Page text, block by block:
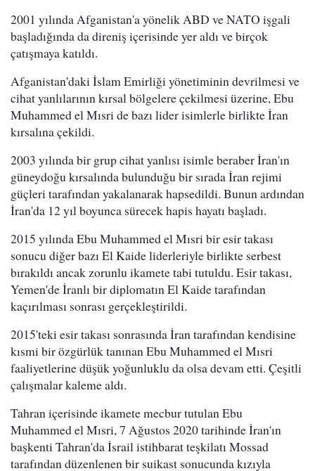
2001 yılında Afganistan'a yönelik ABD ve NATO işgali
başladığında da direniş içerisinde yer aldı ve birçok
çatışmaya katıldı.
Afganistan'daki İslam Emirliği yönetiminin devrilmesi ve
cihat yanlılarının kırsal bölgelere çekilmesi üzerine, Ebu
Muhammed el Mısri de bazı lider isimlerle birlikte İran
kırsalına çekildi.
2003 yılında bir grup cihat yanlısı isimle beraber İran'ın
güneydoğu kırsalında bulunduğu bir sırada İran rejimi
güçleri tarafından yakalanarak hapsedildi. Bunun ardından
İran'da 12 yıl boyunca sürecek hapis hayatı başladı.
2015 yılında Ebu Muhammed el Mısri bir esir takası
sonucu diğer bazı El Kaide liderleriyle birlikte serbest
bırakıldı ancak zorunlu ikamete tabi tutuldu. Esir takası,
Yemen'de İranlı bir diplomatın El Kaide tarafından
kaçırılması sonrası gerçekleştirildi.
2015'teki esir takası sonrasında İran tarafından kendisine
kısmi bir özgürlük tanınan Ebu Muhammed el Mısri
faaliyetlerine düşük yoğunluklu da olsa devam etti. Çeşitli
çalışmalar kaleme aldı.
Tahran içerisinde ikamete mecbur tutulan Ebu
Muhammed el Mısri, 7 Ağustos 2020 tarihinde İran'ın
başkenti Tahran'da İsrail istihbarat teşkilatı Mossad
tarafından düzenlenen bir suikast sonucunda kızıyla